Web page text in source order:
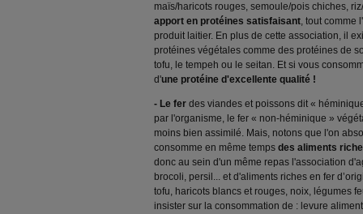
maïs/haricots rouges, semoule/pois chiches,
apport en protéines satisfaisant, tout comme
produit laitier. En plus de cette association, il
protéines végétales comme des protéines de
tofu, le tempeh ou le seitan. Et si vous
d'une protéine d'excellente qualité !
- Le fer des viandes et poissons dit «
par l'organisme, le fer « non-héminique »
moins bien assimilé. Mais, notons que l'on
consomme en même temps des aliments
donc au sein d'un même repas l'association
brocoli, persil... et d'aliments riches en fer
tofu, haricots blancs et rouges, noix, légumes
insister sur la consommation de : levure